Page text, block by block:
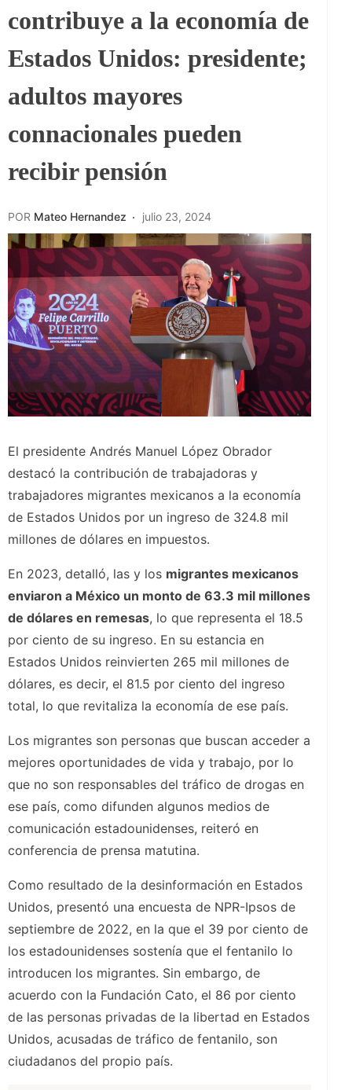
contribuye a la economía de
Estados Unidos: presidente;
adultos mayores
connacionales pueden
recibir pensión
POR Mateo Hernandez julio 23, 2024
El presidente Andrés Manuel López Obrador
destacó la contribución de trabajadoras y
trabajadores migrantes mexicanos a la economía
de Estados Unidos por un ingreso de 324.8 mil
millones de dólares en impuestos.
En 2023, detalló, las y los migrantes mexicanos
enviaron a México un monto de 63.3 mil millones
de dólares en remesas, lo que representa el 18.5
por ciento de su ingreso. En su estancia en
Estados Unidos reinvierten 265 mil millones de
dólares, es decir, el 81.5 por ciento del ingreso
total, lo que revitaliza la economía de ese país.
Los migrantes son personas que buscan acceder a
mejores oportunidades de vida y trabajo, por lo
que no son responsables del tráfico de drogas en
ese país, como difunden algunos medios de
comunicación estadounidenses, reiteró en
conferencia de prensa matutina.
Como resultado de la desinformación en Estados
Unidos, presentó una encuesta de NPR-Ipsos de
septiembre de 2022, en la que el 39 por ciento de
los estadounidenses sostenía que el fentanilo lo
introducen los migrantes. Sin embargo, de
acuerdo con la Fundación Cato, el 86 por ciento
de las personas privadas de la libertad en Estados
Unidos, acusadas de tráfico de fentanilo, son
ciudadanos del propio país.